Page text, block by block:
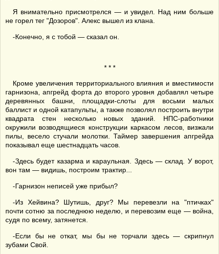
Я внимательно присмотрелся — и увидел. Над ним больше
не горел тег "Дозоров". Алекс вышел из клана.
-Конечно, я с тобой — сказал он.
* * *
Кроме увеличения территориального влияния и вместимости
гарнизона, апгрейд форта до второго уровня добавлял четыре
деревянных башни, площадки-слоты для восьми малых
баллист и одной катапульты, а также позволял построить внутри
квадрата стен несколько новых зданий. НПС-работники
окружили возводящиеся конструкции каркасом лесов, визжали
пилы, весело стучали молотки. Таймер завершения апгрейда
показывал еще шестнадцать часов.
-Здесь будет казарма и караульная. Здесь — склад. У ворот,
вон там — видишь, построим трактир...
-Гарнизон неписей уже прибыл?
-Из Хейвина? Шутишь, друг? Мы перевезли на "птичках"
почти сотню за последнюю неделю, и перевозим еще — война,
судя по всему, затянется.
-Если бы не откат, мы бы не торчали здесь — скрипнул
зубами Свой.